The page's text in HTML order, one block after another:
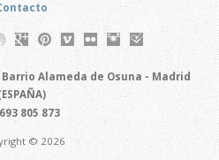
Alameda de Osuna - Madrid
805 873
© 2026